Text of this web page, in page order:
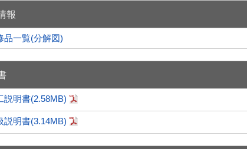
報
品一覧(分解図)
説明書(2.58MB)
説明書(3.14MB)